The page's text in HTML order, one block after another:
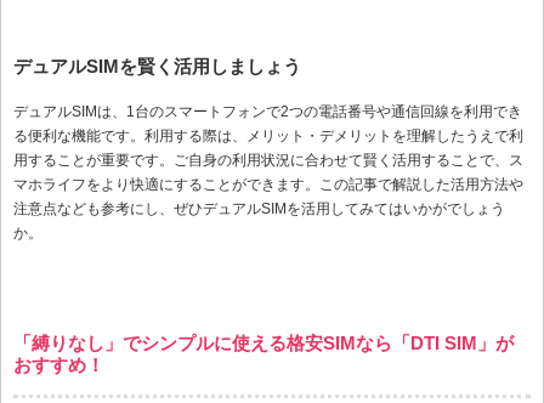
デュアルSIMを賢く活用しましょう
デュアルSIMは、1台のスマートフォンで2つの電話番号や通信回線を利用でき
る便利な機能です。利用する際は、メリット・デメリットを理解したうえで利
用することが重要です。ご自身の利用状況に合わせて賢く活用することで、ス
マホライフをより快適にすることができます。この記事で解説した活用方法や
注意点なども参考にし、ぜひデュアルSIMを活用してみてはいかがでしょう
か。
「縛りなし」でシンプルに使える格安SIMなら「DTI SIM」が
おすすめ！